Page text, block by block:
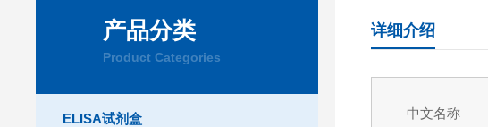
产品分类
Product Categories
ELISA试剂盒
详细介绍
中文名称